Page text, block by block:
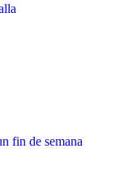
fin de semana